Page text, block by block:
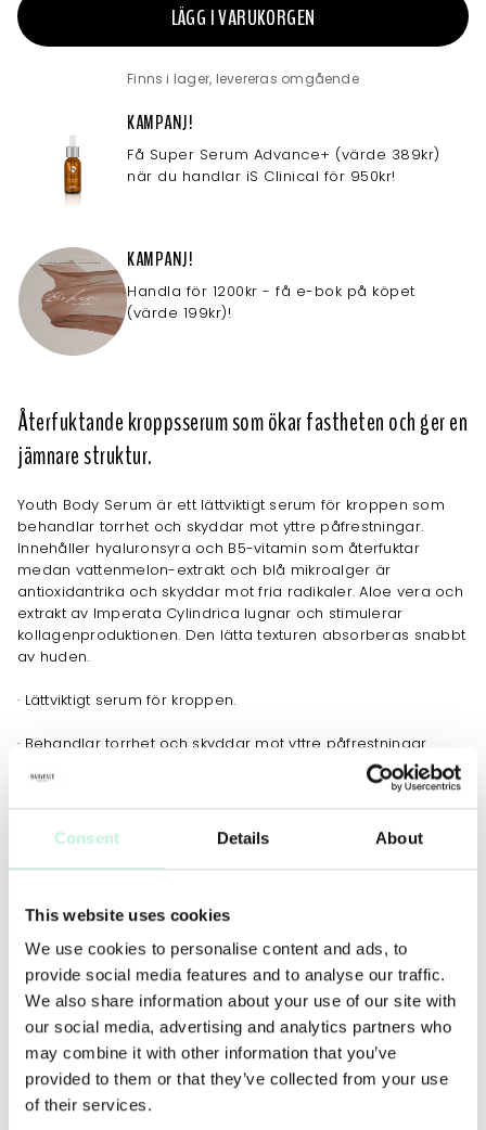
Consent Details About
This website uses cookies
We use cookies to personalise content and ads, to
provide social media features and to analyse our traffic.
We also share information about your use of our site with
our social media, advertising and analytics partners who
may combine it with other information that you’ve
provided to them or that they’ve collected from your use
of their services.
LÄGG I VARUKORGEN
Finns i lager, levereras omgående
KAMPANJ!
Få Super Serum Advance+ (värde 389kr)
när du handlar iS Clinical för 950kr!
KAMPANJ!
Handla för 1200kr - få e-bok på köpet
(värde 199kr)!
Återfuktande kroppsserum som ökar fastheten och ger en
jämnare struktur.
Youth Body Serum är ett lättviktigt serum för kroppen som
behandlar torrhet och skyddar mot yttre påfrestningar.
Innehåller hyaluronsyra och B5-vitamin som återfuktar
medan vattenmelon-extrakt och blå mikroalger är
antioxidantrika och skyddar mot fria radikaler. Aloe vera och
extrakt av Imperata Cylindrica lugnar och stimulerar
kollagenproduktionen. Den lätta texturen absorberas snabbt
av huden.
· Lättviktigt serum för kroppen.
· Behandlar torrhet och skyddar mot yttre påfrestningar.
· Stimulerar kollagenproduktionen.
JOBBAR MOT
ANVÄNDNING INGREDIENSER
Spraya på rengjord hud på kroppen dagligen eller vid
behov. Massera in.